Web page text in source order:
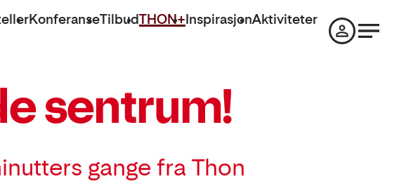
KonferanseTilbudTHON+ InspirasjonAktiviteter
sentrum!
gange fra Thon